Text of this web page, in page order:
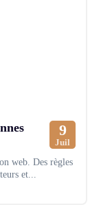
9
Juil
web. Des règles
et...